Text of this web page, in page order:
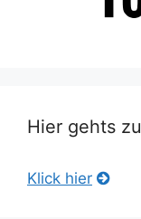
Hier gehts
Klick hier